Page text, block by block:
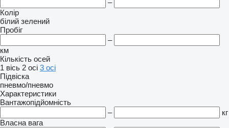
–
Колір
білий зелений
Пробіг
–
км
Кількість осей
1 вісь 2 осі 3 осі
Підвіска
пневмо/пневмо
Характеристики
Вантажопідйомність
–
кг
Власна вага